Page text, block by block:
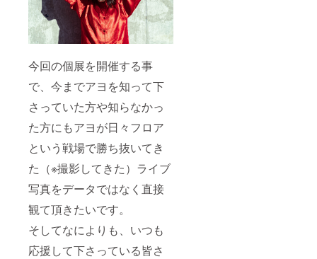
今回の個展を開催する事
で、今までアヨを知って下
さっていた方や知らなかっ
た方にもアヨが日々フロア
という戦場で勝ち抜いてき
た（※撮影してきた）ライブ
写真をデータではなく直接
観て頂きたいです。
そしてなによりも、いつも
応援して下さっている皆さ